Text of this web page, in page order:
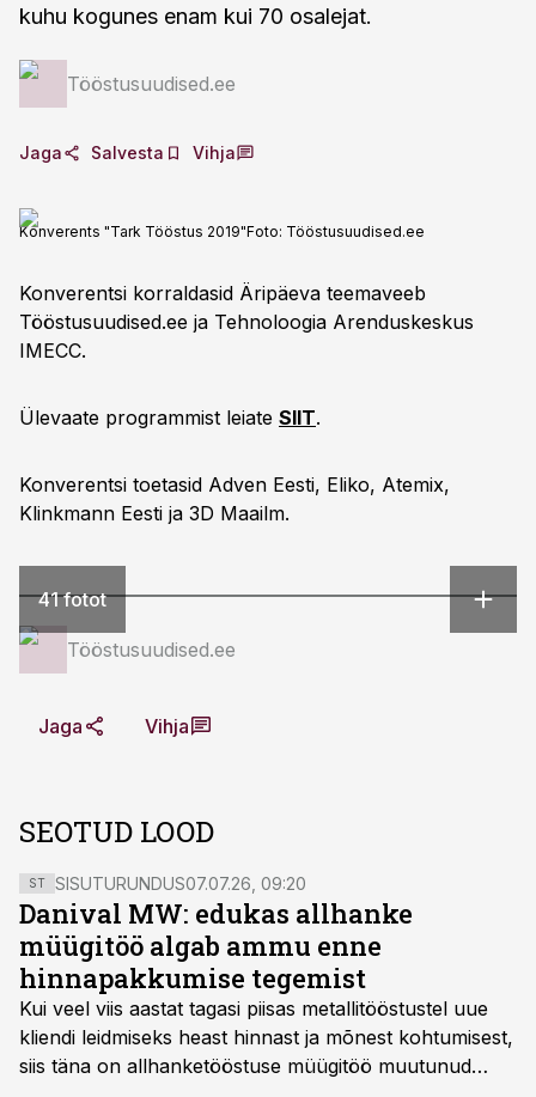
kuhu kogunes enam kui 70 osalejat.
Tööstusuudised.ee
Jaga Salvesta Vihja
Konverents "Tark Tööstus 2019"Foto: Tööstusuudised.ee
Konverentsi korraldasid Äripäeva teemaveeb
Tööstusuudised.ee ja Tehnoloogia Arenduskeskus
IMECC.
Ülevaate programmist leiate SIIT.
Konverentsi toetasid Adven Eesti, Eliko, Atemix,
Klinkmann Eesti ja 3D Maailm.
41 fotot
Tööstusuudised.ee
Jaga Vihja
SEOTUD LOOD
ST SISUTURUNDUS07.07.26, 09:20
Danival MW: edukas allhanke
müügitöö algab ammu enne
hinnapakkumise tegemist
Kui veel viis aastat tagasi piisas metallitööstustel uue
kliendi leidmiseks heast hinnast ja mõnest kohtumisest,
siis täna on allhanketööstuse müügitöö muutunud